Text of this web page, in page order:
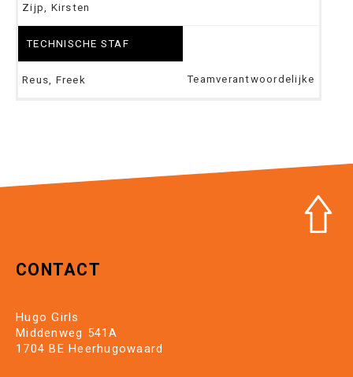
Zijp, Kirsten
TECHNISCHE STAF
Reus, Freek Teamverantwoordelijke
CONTACT
Hugo Girls
Middenweg 541A
1704 BE Heerhugowaard